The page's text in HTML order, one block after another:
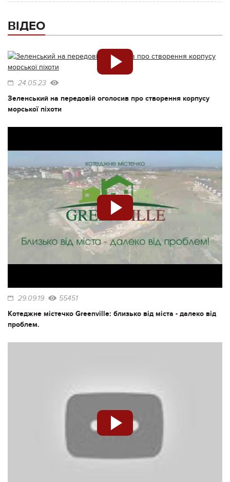
ВІДЕО
24.05.23
Зеленський на передовій оголосив про створення корпусу
морської піхоти
29.09.19 55451
Котеджне містечко Greenville: близько від міста - далеко від
проблем.